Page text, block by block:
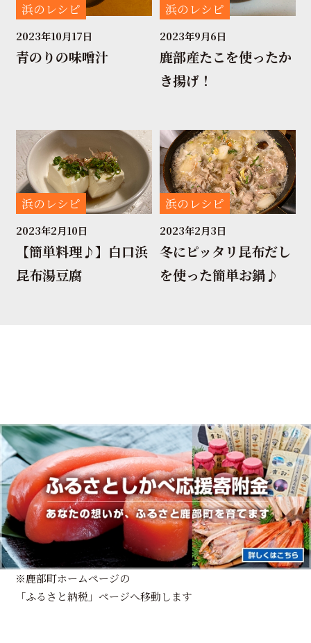
浜のレシピ
2023年10月17日
青のりの味噌汁
浜のレシピ
2023年9月6日
鹿部産たこを使ったか
き揚げ！
浜のレシピ
2023年2月10日
【簡単料理♪】白口浜
昆布湯豆腐
浜のレシピ
2023年2月3日
冬にピッタリ昆布だし
を使った簡単お鍋♪
※鹿部町ホームページの
「ふるさと納税」ページへ移動します